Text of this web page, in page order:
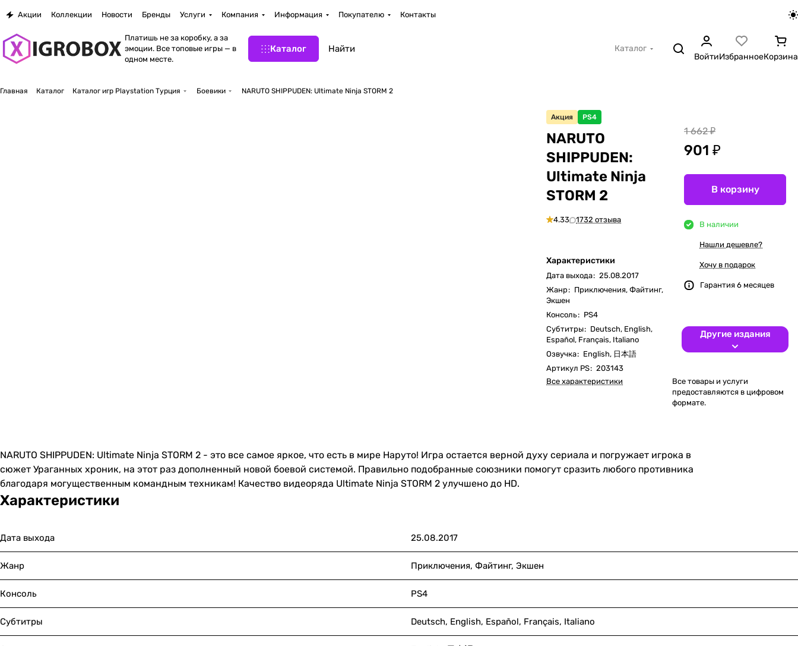
Акции Коллекции Новости Бренды Услуги Компания Информация Покупателю Контакты
Платишь не за коробку, а за
эмоции. Все топовые игры — в
одном месте.
Каталог
Каталог
ВойтиИзбранноеКорзина
Главная Каталог Каталог игр Playstation Турция Боевики NARUTO SHIPPUDEN: Ultimate Ninja STORM 2
Акция PS4
NARUTO
SHIPPUDEN:
Ultimate Ninja
STORM 2
4.33 1732 отзыва
Характеристики
Дата выхода: 25.08.2017
Жанр: Приключения, Файтинг,
Экшен
Консоль: PS4
Субтитры: Deutsch, English,
Español, Français, Italiano
Озвучка: English, 日本語
Артикул PS: 203143
Все характеристики
1 662 ₽
901 ₽
В корзину
В наличии
Нашли дешевле?
Хочу в подарок
Гарантия 6 месяцев
Другие издания
Все товары и услуги
предоставляются в цифровом
формате.
NARUTO SHIPPUDEN: Ultimate Ninja STORM 2 - это все самое яркое, что есть в мире Наруто! Игра остается верной духу сериала и погружает игрока в
сюжет Ураганных хроник, на этот раз дополненный новой боевой системой. Правильно подобранные союзники помогут сразить любого противника
благодаря могущественным командным техникам! Качество видеоряда Ultimate Ninja STORM 2 улучшено до HD.
Характеристики
Дата выхода 25.08.2017
Жанр Приключения, Файтинг, Экшен
Консоль PS4
Субтитры Deutsch, English, Español, Français, Italiano